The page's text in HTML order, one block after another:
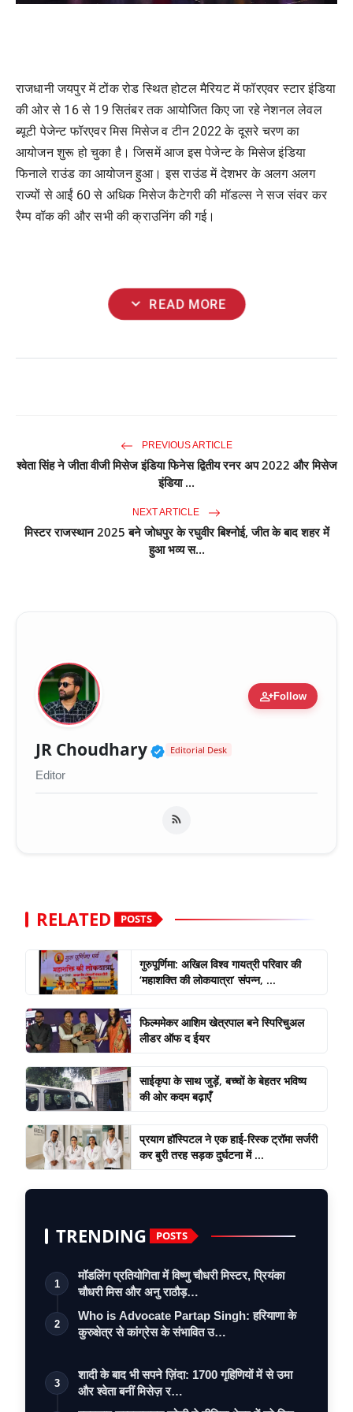
राजधानी जयपुर में टोंक रोड स्थित होटल मैरियट में फॉरएवर स्टार इंडिया
की ओर से 16 से 19 सितंबर तक आयोजित किए जा रहे नेशनल लेवल
ब्यूटी पेजेन्ट फॉरएवर मिस मिसेज व टीन 2022 के दूसरे चरण का
आयोजन शुरू हो चुका है। जिसमें आज इस पेजेन्ट के मिसेज इंडिया
फिनाले राउंड का आयोजन हुआ। इस राउंड में देशभर के अलग अलग
राज्यों से आईं 60 से अधिक मिसेज कैटेगरी की मॉडल्स ने सज संवर कर
रैम्प वॉक की और सभी की क्राउनिंग की गई।
expand_more READ MORE
PREVIOUS ARTICLE
श्वेता सिंह ने जीता वीजी मिसेज इंडिया फिनेस द्वितीय रनर अप 2022 और मिसेज
इंडिया ...
NEXT ARTICLE
मिस्टर राजस्थान 2025 बने जोधपुर के रघुवीर बिश्नोई, जीत के बाद शहर में
हुआ भव्य स...
person_addFollow
JR Choudhary Verified Public Figure
Editorial Desk
Editor
RELATED POSTS
गुरुपूर्णिमा: अखिल विश्व गायत्री परिवार की
‘महाशक्ति की लोकयात्रा’ संपन्न, ...
फिल्ममेकर आशिम खेत्रपाल बने स्पिरिचुअल
लीडर ऑफ द ईयर
साईकृपा के साथ जुड़ें, बच्चों के बेहतर भविष्य
की ओर कदम बढ़ाएँ
प्रयाग हॉस्पिटल ने एक हाई-रिस्क ट्रॉमा सर्जरी
कर बुरी तरह सड़क दुर्घटना में ...
TRENDING POSTS
1
मॉडलिंग प्रतियोगिता में विष्णु चौधरी मिस्टर, प्रियंका
चौधरी मिस और अनु राठौड़…
2
Who is Advocate Partap Singh: हरियाणा के
कुरुक्षेत्र से कांग्रेस के संभावित उ…
3
शादी के बाद भी सपने ज़िंदा: 1700 गृहिणियों में से उमा
और श्वेता बनीं मिसेज़ र…